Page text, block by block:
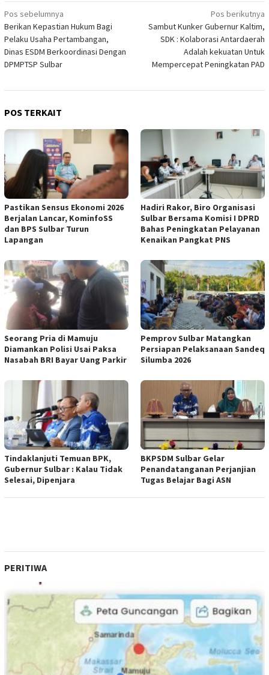
Navigasi
pos
Pos sebelumnya
Berikan Kepastian Hukum Bagi
Pelaku Usaha Pertambangan,
Dinas ESDM Berkoordinasi Dengan
DPMPTSP Sulbar
Pos berikutnya
Sambut Kunker Gubernur Kaltim,
SDK : Kolaborasi Antardaerah
Adalah kekuatan Untuk
Mempercepat Peningkatan PAD
POS TERKAIT
Pastikan Sensus Ekonomi 2026
Berjalan Lancar, KominfoSS
dan BPS Sulbar Turun
Lapangan
Hadiri Rakor, Biro Organisasi
Sulbar Bersama Komisi I DPRD
Bahas Peningkatan Pelayanan
Kenaikan Pangkat PNS
Seorang Pria di Mamuju
Diamankan Polisi Usai Paksa
Nasabah BRI Bayar Uang Parkir
Pemprov Sulbar Matangkan
Persiapan Pelaksanaan Sandeq
Silumba 2026
Tindaklanjuti Temuan BPK,
Gubernur Sulbar : Kalau Tidak
Selesai, Dipenjara
BKPSDM Sulbar Gelar
Penandatanganan Perjanjian
Tugas Belajar Bagi ASN
PERITIWA